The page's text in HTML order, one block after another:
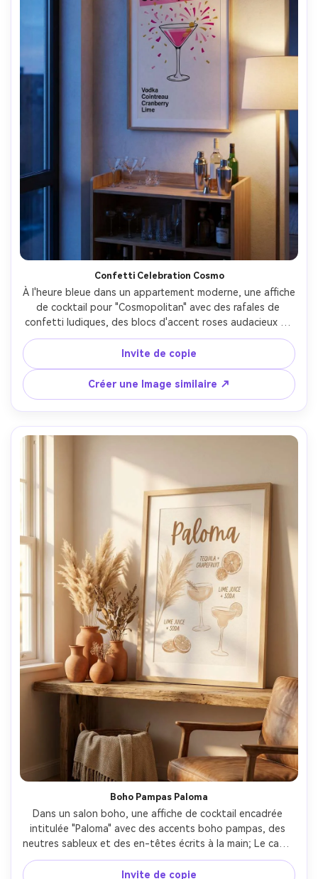
Confetti Celebration Cosmo
À l'heure bleue dans un appartement moderne, une affiche
de cocktail pour "Cosmopolitan" avec des rafales de
confetti ludiques, des blocs d'accent roses audacieux et
une liste d'ingrédients soignée; suspendu au-dessus
d'une armoire de bar élégante; lumière ambiante fraîche
mélangée à la lumière chaude de la lampe; Canon R5,
35mm; Cadre vertical, ambiance prête pour la fête,
texture murale réaliste, détails d'impression nets, haute
résolution, prêt à imprimer 300 DPI- -ar 4:5
Invite de copie
Créer une Image similaire ↗
Boho Pampas Paloma
Dans un salon boho, une affiche de cocktail encadrée
intitulée "Paloma" avec des accents boho pampas, des
neutres sableux et des en-têtes écrits à la main; Le cadre
se trouve sur une étagère à côté d'herbe séchée et de
vases d'argile; Lumière douce de la fenêtre de l'après-
Invite de copie